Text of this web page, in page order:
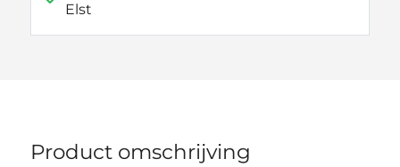
Elst
Product omschrijving